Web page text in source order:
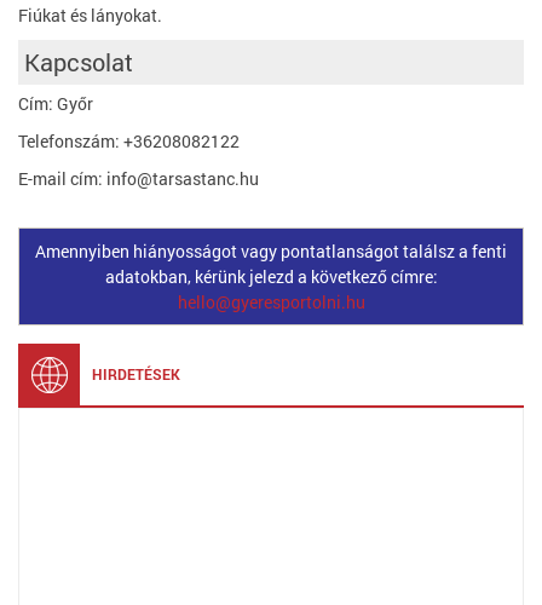
Fiúkat és lányokat.
Kapcsolat
Cím: Győr
Telefonszám: +36208082122
E-mail cím: info@tarsastanc.hu
Amennyiben hiányosságot vagy pontatlanságot találsz a fenti
adatokban, kérünk jelezd a következő címre:
hello@gyeresportolni.hu
HIRDETÉSEK